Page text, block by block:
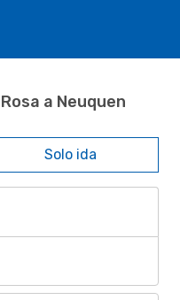
a Neuquen
Solo ida